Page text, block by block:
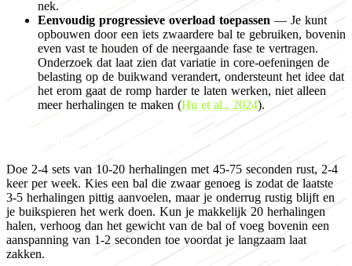
nek.
Eenvoudig progressieve overload toepassen — Je kunt
opbouwen door een iets zwaardere bal te gebruiken, bovenin
even vast te houden of de neergaande fase te vertragen.
Onderzoek dat laat zien dat variatie in core-oefeningen de
belasting op de buikwand verandert, ondersteunt het idee dat
het erom gaat de romp harder te laten werken, niet alleen
meer herhalingen te maken (Hu et al., 2024).
Programming for muscle growth
Doe 2-4 sets van 10-20 herhalingen met 45-75 seconden rust, 2-4
keer per week. Kies een bal die zwaar genoeg is zodat de laatste
3-5 herhalingen pittig aanvoelen, maar je onderrug rustig blijft en
je buikspieren het werk doen. Kun je makkelijk 20 herhalingen
halen, verhoog dan het gewicht van de bal of voeg bovenin een
aanspanning van 1-2 seconden toe voordat je langzaam laat
zakken.